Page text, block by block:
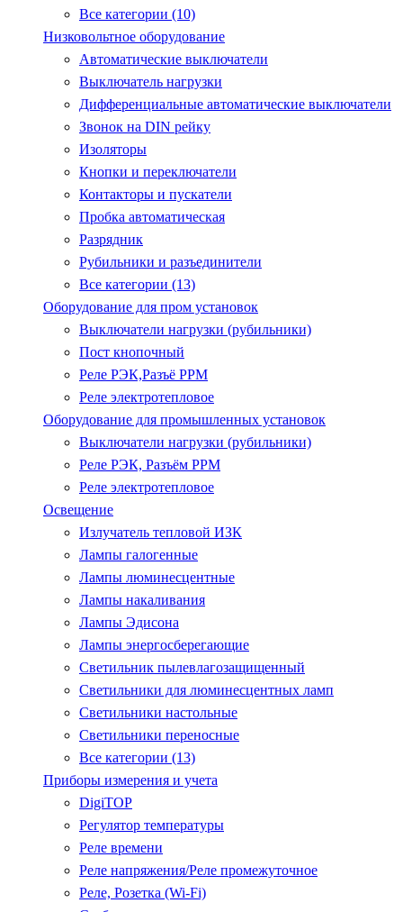
Все категории (10)
Низковольтное оборудование
Автоматические выключатели
Выключатель нагрузки
Дифференциальные автоматические выключатели
Звонок на DIN рейку
Изоляторы
Кнопки и переключатели
Контакторы и пускатели
Пробка автоматическая
Разрядник
Рубильники и разъединители
Все категории (13)
Оборудование для пром установок
Выключатели нагрузки (рубильники)
Пост кнопочный
Реле РЭК,Разъё РРМ
Реле электротепловое
Оборудование для промышленных установок
Выключатели нагрузки (рубильники)
Реле РЭК, Разъём РРМ
Реле электротепловое
Освещение
Излучатель тепловой ИЗК
Лампы галогенные
Лампы люминесцентные
Лампы накаливания
Лампы Эдисона
Лампы энергосберегающие
Светильник пылевлагозащищенный
Светильники для люминесцентных ламп
Светильники настольные
Светильники переносные
Все категории (13)
Приборы измерения и учета
DigiTOP
Регулятор температуры
Реле времени
Реле напряжения/Реле промежуточное
Реле, Розетка (Wi-Fi)